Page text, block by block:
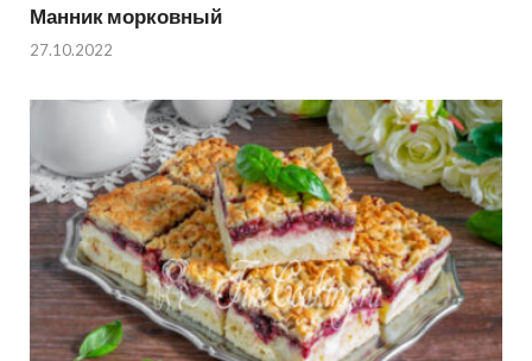
Манник морковный
27.10.2022